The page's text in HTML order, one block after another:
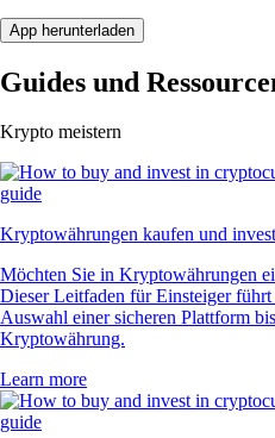
App herunterladen
Guides und
Krypto meistern
Kryptowährungen kaufen und
Möchten Sie in Kryptowährungen
Dieser Leitfaden für Einsteiger
Auswahl einer sicheren Plattform
Kryptowährung.
Learn more